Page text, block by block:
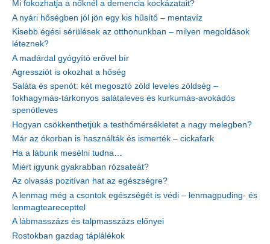
Mi fokozhatja a nőknél a demencia kockázatait?
A nyári hőségben jól jön egy kis hűsítő – mentavíz
Kisebb égési sérülések az otthonunkban – milyen megoldások
léteznek?
A madárdal gyógyító erővel bír
Agressziót is okozhat a hőség
Saláta és spenót: két megosztó zöld leveles zöldség –
fokhagymás-tárkonyos salátaleves és kurkumás-avokádós
spenótleves
Hogyan csökkenthetjük a testhőmérsékletet a nagy melegben?
Már az ókorban is használták és ismerték – cickafark
Ha a lábunk mesélni tudna…
Miért igyunk gyakrabban rózsateát?
Az olvasás pozitívan hat az egészségre?
A lenmag még a csontok egészségét is védi – lenmagpuding- és
lenmagtearecepttel
A lábmasszázs és talpmasszázs előnyei
Rostokban gazdag táplálékok